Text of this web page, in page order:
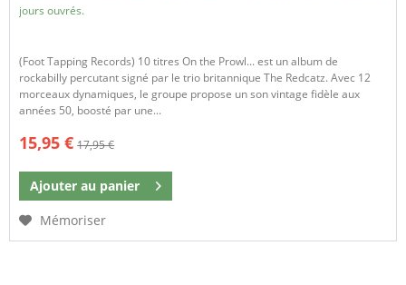
jours ouvrés.
(Foot Tapping Records) 10 titres On the Prowl... est un album de
rockabilly percutant signé par le trio britannique The Redcatz. Avec 12
morceaux dynamiques, le groupe propose un son vintage fidèle aux
années 50, boosté par une...
15,95 € 17,95 €
Ajouter au panier
Mémoriser